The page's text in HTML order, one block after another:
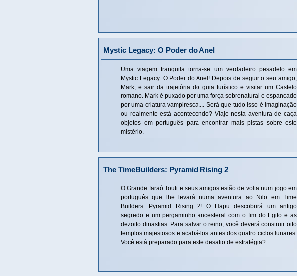
Mystic Legacy: O Poder do Anel
Uma viagem tranquila torna-se um verdadeiro pesadelo em
Mystic Legacy: O Poder do Anel! Depois de seguir o seu amigo,
Mark, e sair da trajetória do guia turístico e visitar um Castelo
romano. Mark é puxado por uma força sobrenatural e espancado
por uma criatura vampiresca.... Será que tudo isso é imaginação
ou realmente está acontecendo? Viaje nesta aventura de caça
objetos em português para encontrar mais pistas sobre este
mistério.
The TimeBuilders: Pyramid Rising 2
O Grande faraó Touti e seus amigos estão de volta num jogo em
português que lhe levará numa aventura ao Nilo em Time
Builders: Pyramid Rising 2! O Hapu descobrirá um antigo
segredo e um pergaminho ancesteral com o fim do Egito e as
dezoito dinastias. Para salvar o reino, você deverá construir oito
templos majestosos e acabá-los antes dos quatro ciclos lunares.
Você está preparado para este desafio de estratégia?